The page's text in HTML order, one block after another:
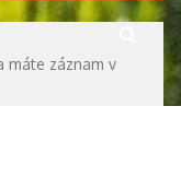
Vyhledávání
máte záznam v